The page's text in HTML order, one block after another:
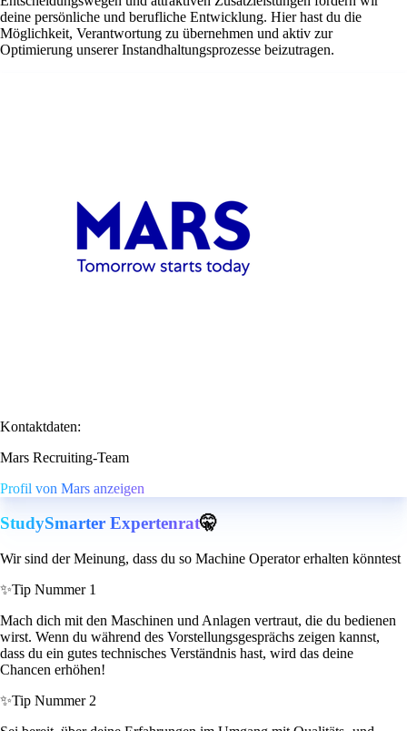
deine persönliche und berufliche Entwicklung. Hier hast du die
Möglichkeit, Verantwortung zu übernehmen und aktiv zur
Optimierung unserer Instandhaltungsprozesse beizutragen.
Kontaktdaten:
Mars Recruiting-Team
Profil von Mars anzeigen
StudySmarter Expertenrat🤫
Wir sind der Meinung, dass du so Machine Operator erhalten könntest
✨Tip Nummer 1
Mach dich mit den Maschinen und Anlagen vertraut, die du bedienen
wirst. Wenn du während des Vorstellungsgesprächs zeigen kannst,
dass du ein gutes technisches Verständnis hast, wird das deine
Chancen erhöhen!
✨Tip Nummer 2